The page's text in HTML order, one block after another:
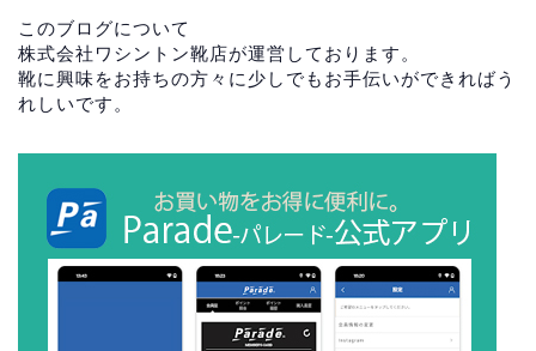
このブログについて
株式会社ワシントン靴店が運営しております。
靴に興味をお持ちの方々に少しでもお手伝いができればう
れしいです。